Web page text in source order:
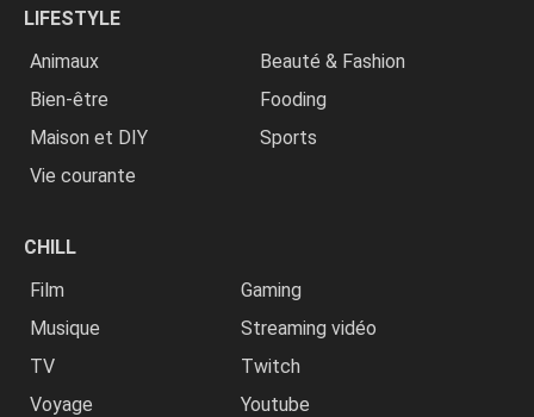
LIFESTYLE
Animaux
Beauté & Fashion
Bien-être
Fooding
Maison et DIY
Sports
Vie courante
CHILL
Film
Gaming
Musique
Streaming vidéo
TV
Twitch
Voyage
Youtube